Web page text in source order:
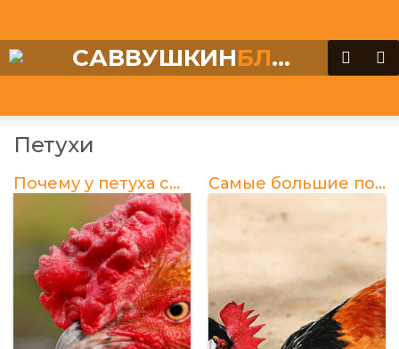
САВВУШКИНБЛОГ
Петухи
Почему у петуха синеет гребешок? Самые большие породы петухов